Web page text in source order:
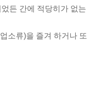
든 간에 적당히가 없는
소류)을 즐겨 하거나 또